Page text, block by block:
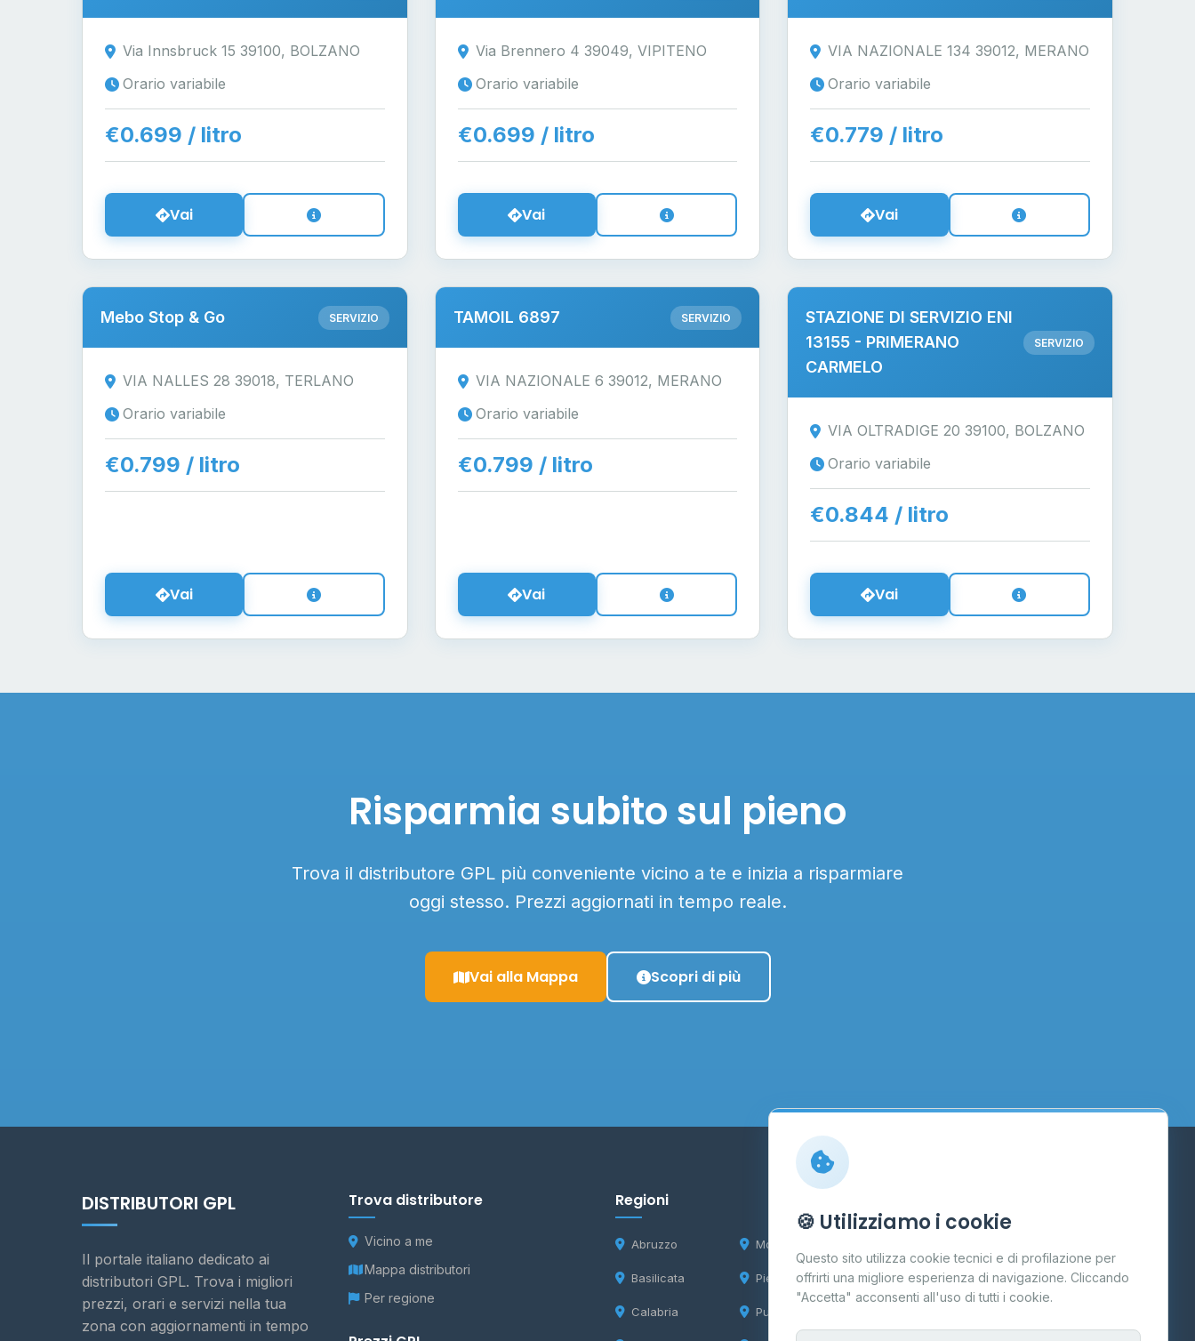
Via Innsbruck 15 39100, BOLZANO
Orario variabile
€0.699 / litro
Vai
Via Brennero 4 39049, VIPITENO
Orario variabile
€0.699 / litro
Vai
VIA NAZIONALE 134 39012, MERANO
Orario variabile
€0.779 / litro
Vai
Mebo Stop & Go SERVIZIO
VIA NALLES 28 39018, TERLANO
Orario variabile
€0.799 / litro
Vai
TAMOIL 6897 SERVIZIO
VIA NAZIONALE 6 39012, MERANO
Orario variabile
€0.799 / litro
Vai
STAZIONE DI SERVIZIO ENI
13155 - PRIMERANO
CARMELO
SERVIZIO
VIA OLTRADIGE 20 39100, BOLZANO
Orario variabile
€0.844 / litro
Vai
Risparmia subito sul pieno
Trova il distributore GPL più conveniente vicino a te e inizia a risparmiare
oggi stesso. Prezzi aggiornati in tempo reale.
Vai alla Mappa Scopri di più
DISTRIBUTORI GPL
Il portale italiano dedicato ai
distributori GPL. Trova i migliori
prezzi, orari e servizi nella tua
zona con aggiornamenti in tempo
Trova distributore
Vicino a me
Mappa distributori
Per regione
Regioni
Abruzzo
Basilicata
Calabria
Molise
Piemonte
Puglia
Contatti
Per gestori
🍪 Utilizziamo i cookie
Questo sito utilizza cookie tecnici e di profilazione per
offrirti una migliore esperienza di navigazione. Cliccando
"Accetta" acconsenti all'uso di tutti i cookie.